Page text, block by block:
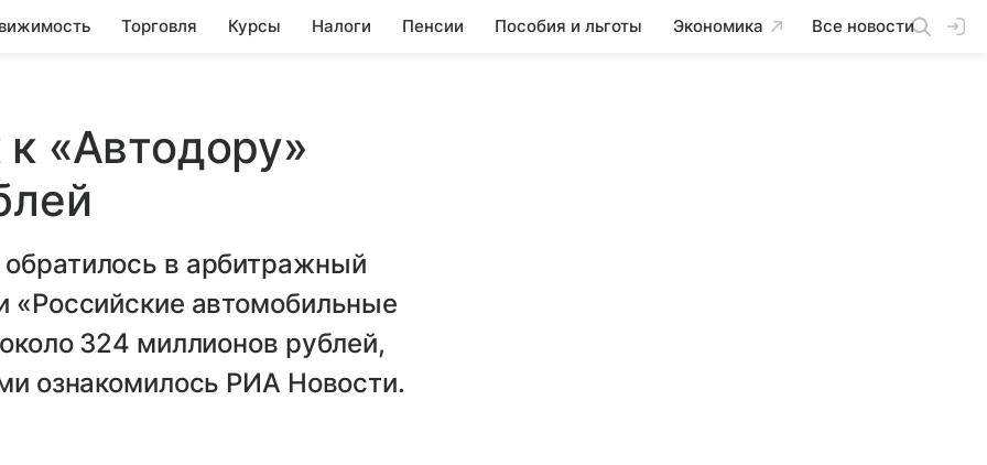
Торговля Курсы Налоги Пенсии Пособия и льготы Экономика Все новости
«Автодору»
в арбитражный
«Российские автомобильные
324 миллионов рублей,
ознакомилось РИА Новости.